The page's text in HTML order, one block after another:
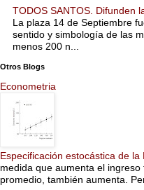
TODOS SANTOS. Difunden
La plaza 14 de Septiembre
sentido y simbología de las
menos 200 n...
Otros Blogs
Econometria
Especificación estocástica de la
medida que aumenta el
promedio, también aumenta.